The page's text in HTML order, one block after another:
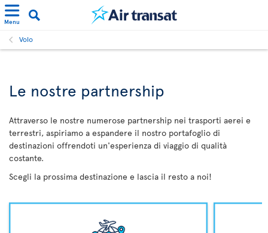
Menu
Volo
Le nostre partnership
Attraverso le nostre numerose partnership nei trasporti aerei e
terrestri, aspiriamo a espandere il nostro portafoglio di
destinazioni offrendoti un'esperienza di viaggio di qualità
costante.
Scegli la prossima destinazione e lascia il resto a noi!